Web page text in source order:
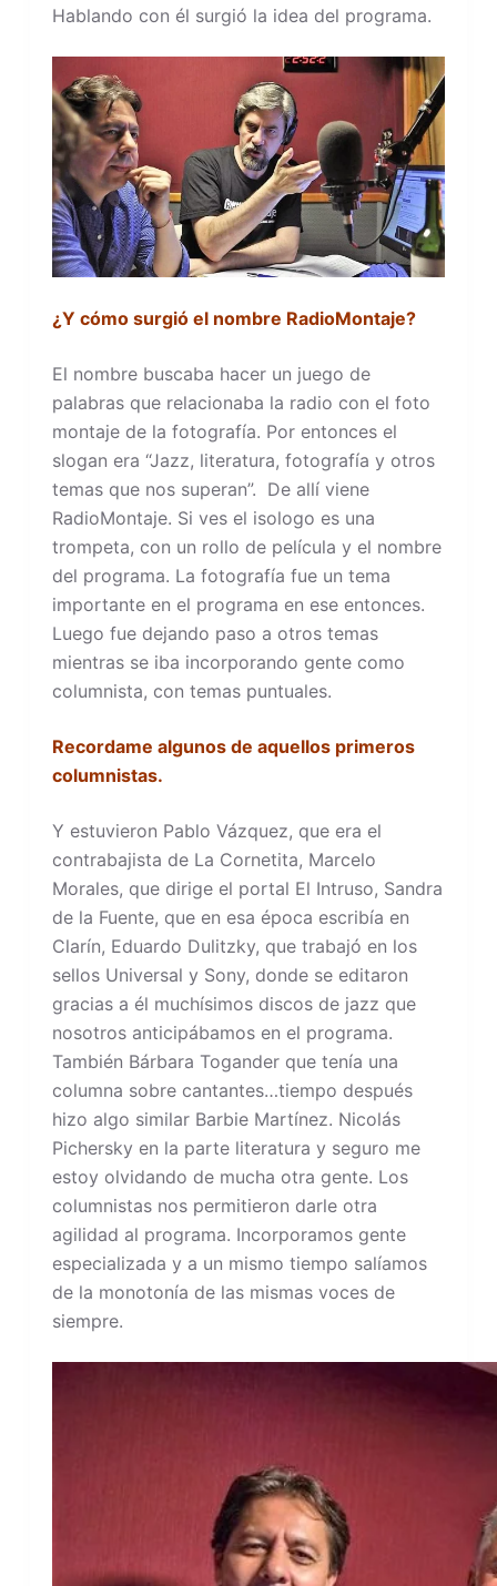
Hablando con él surgió la idea del programa.
¿Y cómo surgió el nombre RadioMontaje?
El nombre buscaba hacer un juego de
palabras que relacionaba la radio con el foto
montaje de la fotografía. Por entonces el
slogan era “Jazz, literatura, fotografía y otros
temas que nos superan”. De allí viene
RadioMontaje. Si ves el isologo es una
trompeta, con un rollo de película y el nombre
del programa. La fotografía fue un tema
importante en el programa en ese entonces.
Luego fue dejando paso a otros temas
mientras se iba incorporando gente como
columnista, con temas puntuales.
Recordame algunos de aquellos primeros
columnistas.
Y estuvieron Pablo Vázquez, que era el
contrabajista de La Cornetita, Marcelo
Morales, que dirige el portal El Intruso, Sandra
de la Fuente, que en esa época escribía en
Clarín, Eduardo Dulitzky, que trabajó en los
sellos Universal y Sony, donde se editaron
gracias a él muchísimos discos de jazz que
nosotros anticipábamos en el programa.
También Bárbara Togander que tenía una
columna sobre cantantes…tiempo después
hizo algo similar Barbie Martínez. Nicolás
Pichersky en la parte literatura y seguro me
estoy olvidando de mucha otra gente. Los
columnistas nos permitieron darle otra
agilidad al programa. Incorporamos gente
especializada y a un mismo tiempo salíamos
de la monotonía de las mismas voces de
siempre.